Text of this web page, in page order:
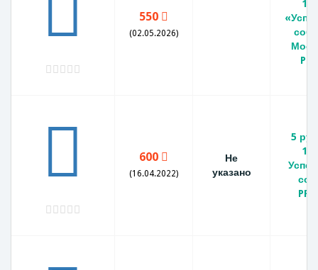
550
(02.05.2026)
600
(16.04.2022)
Не
указано
5